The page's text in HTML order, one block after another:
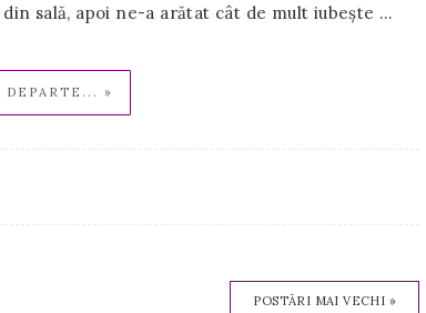
sală, apoi ne-a arătat cât de mult iubește …
DEPARTE... »
POSTĂRI MAI VECHI »